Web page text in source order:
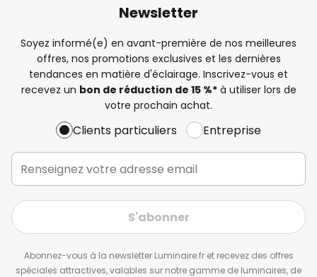
Newsletter
Soyez informé(e) en avant-première de nos meilleures
offres, nos promotions exclusives et les dernières
tendances en matière d'éclairage. Inscrivez-vous et
recevez un bon de réduction de 15 %*à utiliser lors de
votre prochain achat.
Clients particuliers Entreprise
S'abonner
Abonnez-vous à la newsletter Luminaire.fr et recevez des offres
spéciales attractives, valables sur notre gamme de luminaires, de